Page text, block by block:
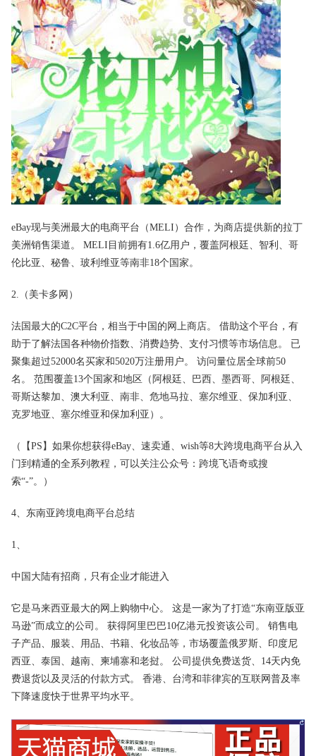
eBay现与美洲最大的电商平台（MELI）合作，为商店提供新的拉丁
美洲销售渠道。 MELI目前拥有1.6亿用户，覆盖阿根廷、智利、哥
伦比亚、秘鲁、玻利维亚等南非18个国家。
2.（美卡多网）
法国最大的C2C平台，相当于中国的网上商店。 借助这个平台，有
助于了解法国各种物价指数、消费趋势、支付习惯等市场信息。 已
聚集超过52000名买家和5020万注册用户。 访问量位居全球前50
名。 范围覆盖13个国家和地区（阿根廷、巴西、墨西哥、阿根廷、
哥斯达黎加、澳大利亚、南非、危地马拉、塞尔维亚、保加利亚、
克罗地亚、塞尔维亚和保加利亚）。
（【PS】如果你想获得eBay、速卖通、wish等8大跨境电商平台从入
门到精通的全系列教程，可以关注公众号：跨境飞语奇或搜
索“-”。）
4、东南亚跨境电商平台总结
1、
中国大陆有招商，只有企业才能进入
它是马来西亚最大的网上购物中心。 这是一家为了打造“东南亚版亚
马逊”而成立的公司。 获得阿里巴巴10亿港元投资该公司。 销售电
子产品、服装、用品、书籍、化妆品等，市场覆盖俄罗斯、印度尼
西亚、泰国、越南、柬埔寨和老挝。 公司提供免费送货、14天内免
费退货以及灵活的付款方式。 香港、台湾和菲律宾的互联网普及率
下降速度快于世界平均水平。